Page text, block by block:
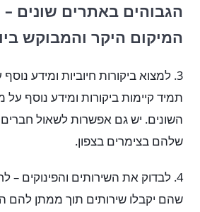
הגבוהים באתרים שונים
המיקום היקר והמבוקש
3. למצוא ביקורות חיוביות ומידע
תמיד קיימות ביקורות ומידע נוסף על
השונים. יש גם אפשרות לשאול חברים
שלהם בצימרים בצפון.
4. לבדוק את השירותים והפינוקים
שהם יקבלו שירותים תוך ממתן להם